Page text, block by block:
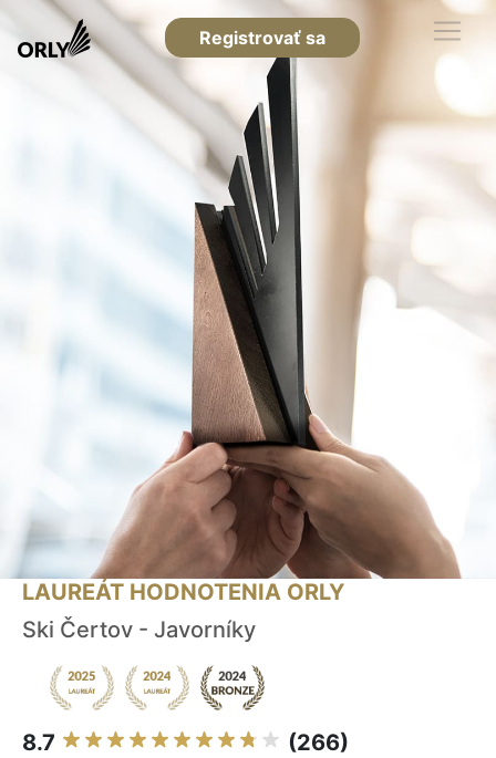
Registrovať sa
LAUREÁT HODNOTENIA ORLY
Ski Čertov - Javorníky
8.7 (266)